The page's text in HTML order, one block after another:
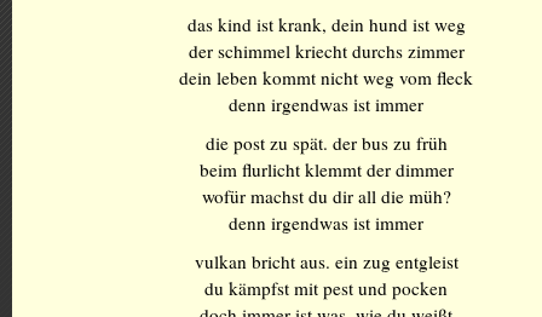
das kind ist krank, dein hund ist weg
der schimmel kriecht durchs zimmer
dein leben kommt nicht weg vom fleck
denn irgendwas ist immer
die post zu spät. der bus zu früh
beim flurlicht klemmt der dimmer
wofür machst du dir all die müh?
denn irgendwas ist immer
vulkan bricht aus. ein zug entgleist
du kämpfst mit pest und pocken